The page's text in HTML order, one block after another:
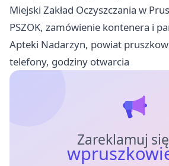
Miejski Zakład Oczyszczania w
PSZOK, zamówienie kontenera i
Apteki Nadarzyn, powiat
telefony, godziny otwarcia
Zareklamuj